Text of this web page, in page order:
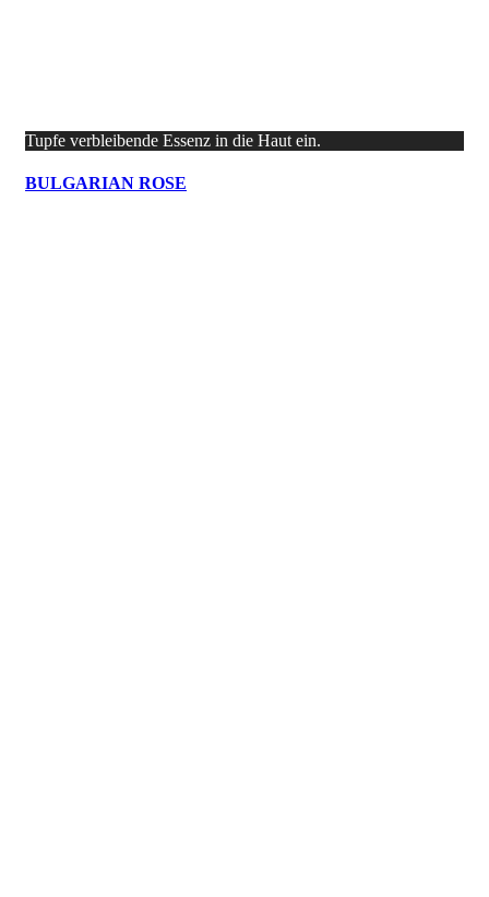
Tupfe verbleibende Essenz in die Haut ein.
BULGARIAN ROSE